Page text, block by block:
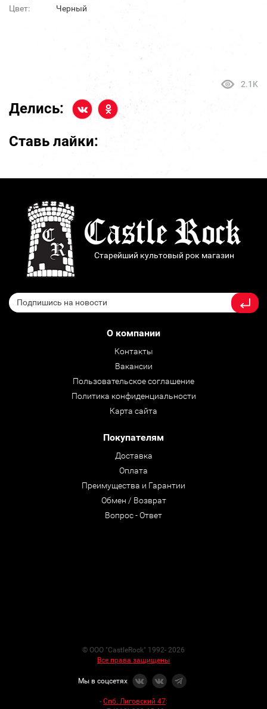
Цвет:
Черный
2.1K
Делись:
Ставь лайки:
Старейший культовый рок магазин
О компании
Контакты
Вакансии
Пользовательское соглашение
Политика конфиденциальности
Карта сайта
Покупателям
Доставка
Оплата
Преимущества и Гарантии
Обмен / Возврат
Вопрос - Ответ
© ООО "CastleRock" 1992- 2026
Все права защищены
Мы в соцсетях
- Спб. Лиговский 47: